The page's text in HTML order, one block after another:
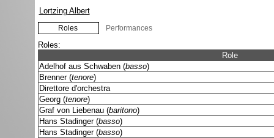
Lortzing Albert
Roles Performances
Roles:
Role
Adelhof aus Schwaben (basso)
Brenner (tenore)
Direttore d'orchestra
Georg (tenore)
Graf von Liebenau (baritono)
Hans Stadinger (basso)
Hans Stadinger (basso)